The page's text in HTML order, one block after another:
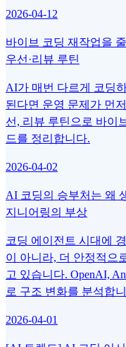
2026-04-12
바이브 코딩 재작업을
우선·리뷰 루틴
AI가 매번 다르게 코딩
된다면 운영 문제가 먼
선, 리뷰 루틴으로 바이
드를 정리합니다.
2026-04-02
AI 코딩의 승부처는 왜
지니어링의 부상
코딩 에이전트 시대에
이 아니라, 더 안정적으
고 있습니다. OpenAI,
로 구조 변화를 분석합
2026-04-01